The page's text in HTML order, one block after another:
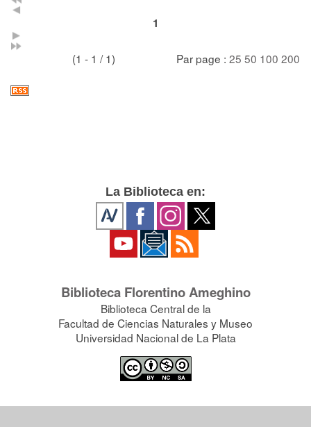
1
(1 - 1 / 1) Par page : 25 50 100 200
La Biblioteca en:
Biblioteca Florentino Ameghino
Biblioteca Central de la
Facultad de Ciencias Naturales y Museo
Universidad Nacional de La Plata